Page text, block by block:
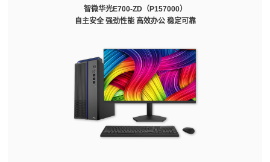
智微华光E700-ZD（P157000）
自主安全 强劲性能 高效办公 稳定可靠